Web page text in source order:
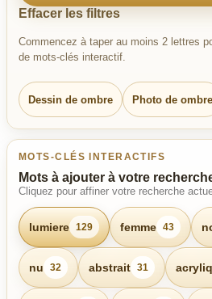
Effacer les filtres
Commencez à taper au moins 2 lettres
de mots-clés interactif.
Dessin de ombre Photo de ombre
MOTS-CLÉS INTERACTIFS
Mots à ajouter à votre
Cliquez pour affiner votre recherche
lumiere 129 femme 43
nu 32 abstrait 31